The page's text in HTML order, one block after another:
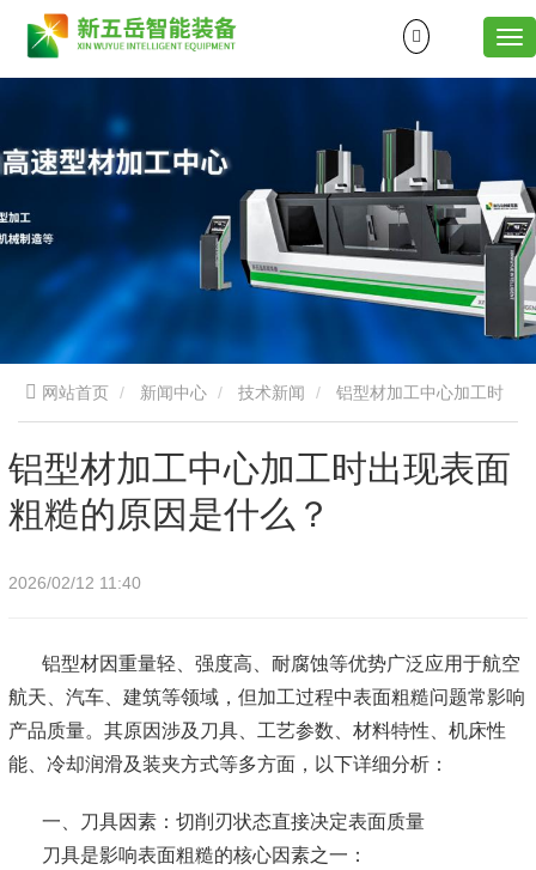
网站首页 新闻中心 技术新闻
出现表面粗糙的原因是什么？
铝型材加工中心加工时出现表面
粗糙的原因是什么？
2026/02/12 11:40
铝型材因重量轻、强度高、耐腐蚀等优势广泛应用于航空
航天、汽车、建筑等领域，但加工过程中表面粗糙问题常影响
产品质量。其原因涉及刀具、工艺参数、材料特性、机床性
能、冷却润滑及装夹方式等多方面，以下详细分析：
一、刀具因素：切削刃状态直接决定表面质量
刀具是影响表面粗糙的核心因素之一：